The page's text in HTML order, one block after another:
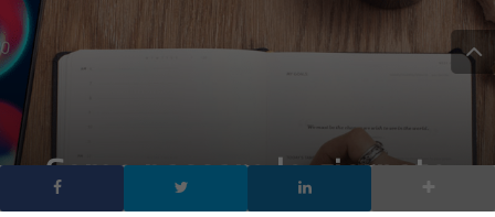
Come passare le giornate